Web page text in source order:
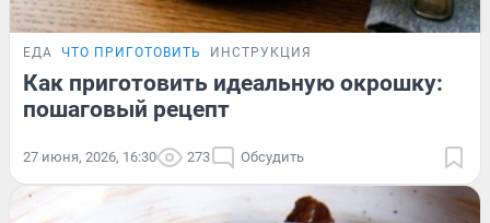
ЕДА ЧТО ПРИГОТОВИТЬ ИНСТРУКЦИЯ
Как приготовить идеальную окрошку:
пошаговый рецепт
27 июня, 2026, 16:30 273 Обсудить